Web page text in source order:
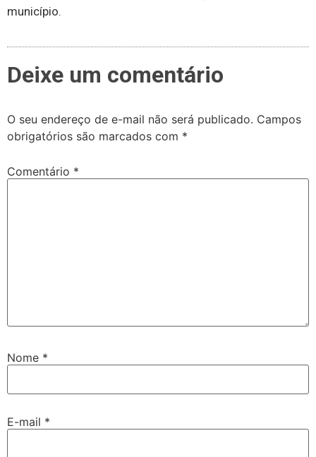
município.
Deixe um comentário
O seu endereço de e-mail não será publicado. Campos
obrigatórios são marcados com *
Comentário *
Nome *
E-mail *